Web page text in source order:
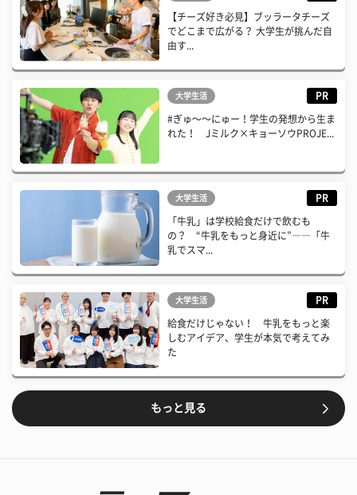
【チーズ好き必見】ブッラータチーズ
でどこまで広がる？ 大学生が挑んだ自
由す...
大学生活 PR
#ぎゅ〜〜にゅー！学生の発想から生ま
れた！ Jミルク×キョーソウPROJE...
大学生活 PR
「牛乳」は学校給食だけで飲むも
の？ “牛乳をもっと身近に”――「牛
乳でスマ...
大学生活 PR
給食だけじゃない！ 牛乳をもっと楽
しむアイデア、学生が本気で考えてみ
た
もっと見る